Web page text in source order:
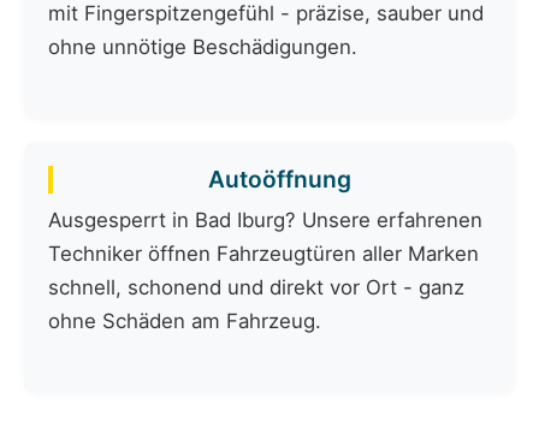
mit Fingerspitzengefühl - präzise, sauber und
ohne unnötige Beschädigungen.
Autoöffnung
Ausgesperrt in Bad Iburg? Unsere erfahrenen
Techniker öffnen Fahrzeugtüren aller Marken
schnell, schonend und direkt vor Ort - ganz
ohne Schäden am Fahrzeug.